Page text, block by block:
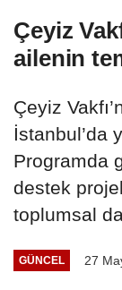
Çeyiz
ailenin
Çeyiz
İstanbul’da
Programda
destek
toplumsal
GÜNCEL 27